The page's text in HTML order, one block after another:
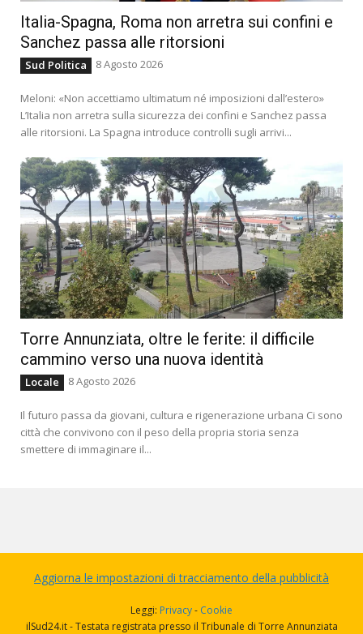
Italia-Spagna, Roma non arretra sui confini e
Sanchez passa alle ritorsioni
Sud Politica 8 Agosto 2026
Meloni: «Non accettiamo ultimatum né imposizioni dall’estero»
L’Italia non arretra sulla sicurezza dei confini e Sanchez passa
alle ritorsioni. La Spagna introduce controlli sugli arrivi...
Torre Annunziata, oltre le ferite: il difficile
cammino verso una nuova identità
Locale 8 Agosto 2026
Il futuro passa da giovani, cultura e rigenerazione urbana Ci sono
città che convivono con il peso della propria storia senza
smettere di immaginare il...
Aggiorna le impostazioni di tracciamento della pubblicità
Leggi: Privacy- Cookie
ilSud24.it - Testata registrata presso il Tribunale di Torre Annunziata